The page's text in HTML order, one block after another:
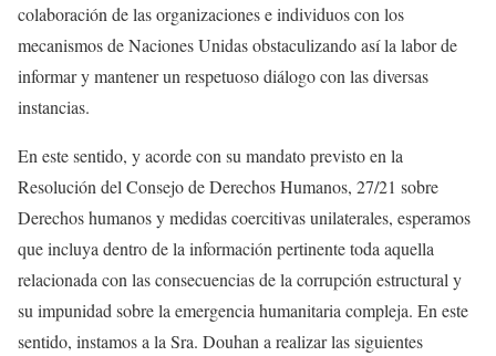
colaboración de las organizaciones e individuos con los
mecanismos de Naciones Unidas obstaculizando así la labor de
informar y mantener un respetuoso diálogo con las diversas
instancias.
En este sentido, y acorde con su mandato previsto en la
Resolución del Consejo de Derechos Humanos, 27/21 sobre
Derechos humanos y medidas coercitivas unilaterales, esperamos
que incluya dentro de la información pertinente toda aquella
relacionada con las consecuencias de la corrupción estructural y
su impunidad sobre la emergencia humanitaria compleja. En este
sentido, instamos a la Sra. Douhan a realizar las siguientes